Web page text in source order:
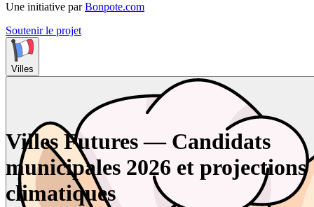
Une initiative par Bonpote.com
Soutenir le projet
Villes
Villes Futures — Candidats
municipales 2026 et projections
climatiques